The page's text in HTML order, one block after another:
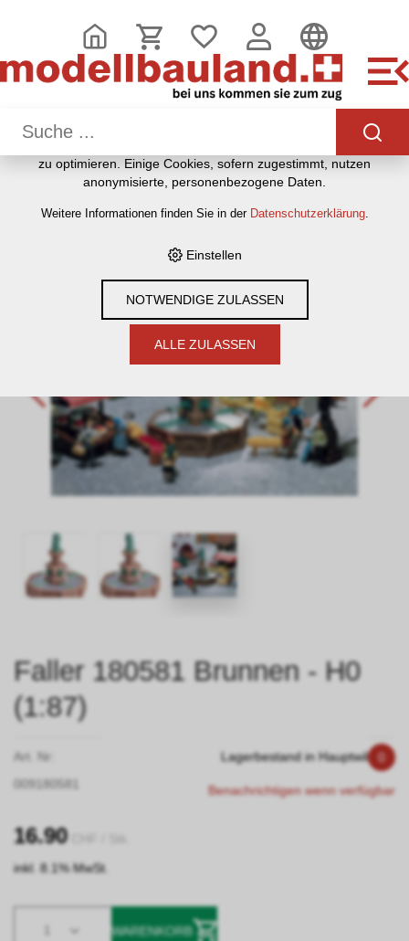
E-SHOP › MODELLEISENBAHNEN › BAUMATERIAL &
INDUSTRIE ETC › H0 1:87 › FALLER 180581 BRUNNEN - H0
Faller 180581 Brunnen - H0
(1:87)
Art. Nr:
009180581
Lagerbestand in Hauptwil 0
Benachrichtigen wenn verfügbar
16.90
inkl. 8.1% MwSt.
WARENKORB
DIESE WEBSITE VERWENDET COOKIES
Wir nutzen auf unserer Website verschiedene Cookies:
Einige sind notwendig für den korrekten Betrieb der Website,
andere ermöglichen Ihnen mehr Funktionalitäten, und noch
andere helfen uns dabei, die Nutzenden besser zu
zu optimieren. Einige Cookies, sofern zugestimmt, nutzen
anonymisierte, personenbezogene Daten.
Weitere Informationen finden Sie in der Datenschutzerklärung.
Einstellen
NOTWENDIGE ZULASSEN
ALLE ZULASSEN